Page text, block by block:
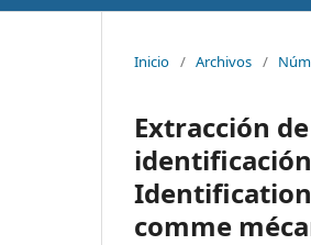
Inicio / Archivos /
Extracción
comme